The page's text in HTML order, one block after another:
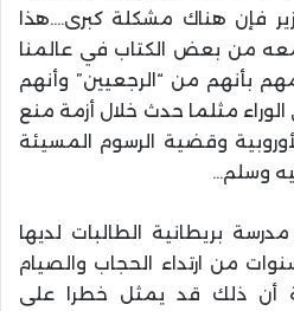
فإن هناك مشكلة كبرى….هذا
من بعض الكتاب في عالمنا
بأنهم من “الرجعيين” وأنهم
مثلما حدث خلال أزمة منع
وقضية الرسوم المسيئة
وسلم…
بريطانية الطالبات لديها
يقل سنهن عن 8 سنوات من ارتداء الحجاب والصيام
أن ذلك قد يمثل خطرا على